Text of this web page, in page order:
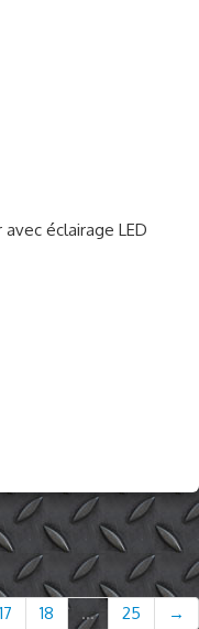
éclairage LED
17 18 ... 25 →